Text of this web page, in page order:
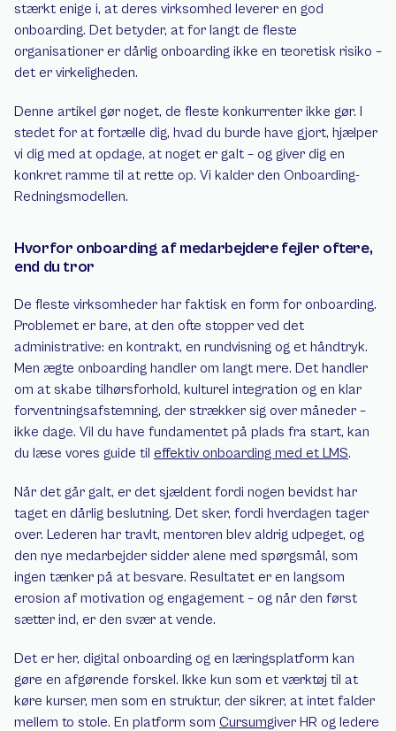
stærkt enige i, at deres virksomhed leverer en god
onboarding. Det betyder, at for langt de fleste
organisationer er dårlig onboarding ikke en teoretisk risiko –
det er virkeligheden.
Denne artikel gør noget, de fleste konkurrenter ikke gør. I
stedet for at fortælle dig, hvad du burde have gjort, hjælper
vi dig med at opdage, at noget er galt – og giver dig en
konkret ramme til at rette op. Vi kalder den Onboarding-
Redningsmodellen.
Hvorfor onboarding af medarbejdere fejler oftere,
end du tror
De fleste virksomheder har faktisk en form for onboarding.
Problemet er bare, at den ofte stopper ved det
administrative: en kontrakt, en rundvisning og et håndtryk.
Men ægte onboarding handler om langt mere. Det handler
om at skabe tilhørsforhold, kulturel integration og en klar
forventningsafstemning, der strækker sig over måneder –
ikke dage. Vil du have fundamentet på plads fra start, kan
du læse vores guide til effektiv onboarding med et LMS.
Når det går galt, er det sjældent fordi nogen bevidst har
taget en dårlig beslutning. Det sker, fordi hverdagen tager
over. Lederen har travlt, mentoren blev aldrig udpeget, og
den nye medarbejder sidder alene med spørgsmål, som
ingen tænker på at besvare. Resultatet er en langsom
erosion af motivation og engagement – og når den først
sætter ind, er den svær at vende.
Det er her, digital onboarding og en læringsplatform kan
gøre en afgørende forskel. Ikke kun som et værktøj til at
køre kurser, men som en struktur, der sikrer, at intet falder
mellem to stole. En platform som Cursumgiver HR og ledere